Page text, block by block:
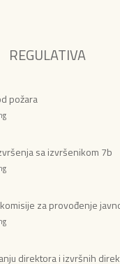
REGULATIVA
požara
sa izvršenikom 7b
za provođenje
direktora i izvršnih